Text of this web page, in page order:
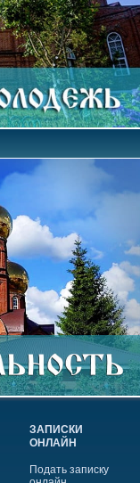
ЗАПИСКИ
ОНЛАЙН
Подать записку